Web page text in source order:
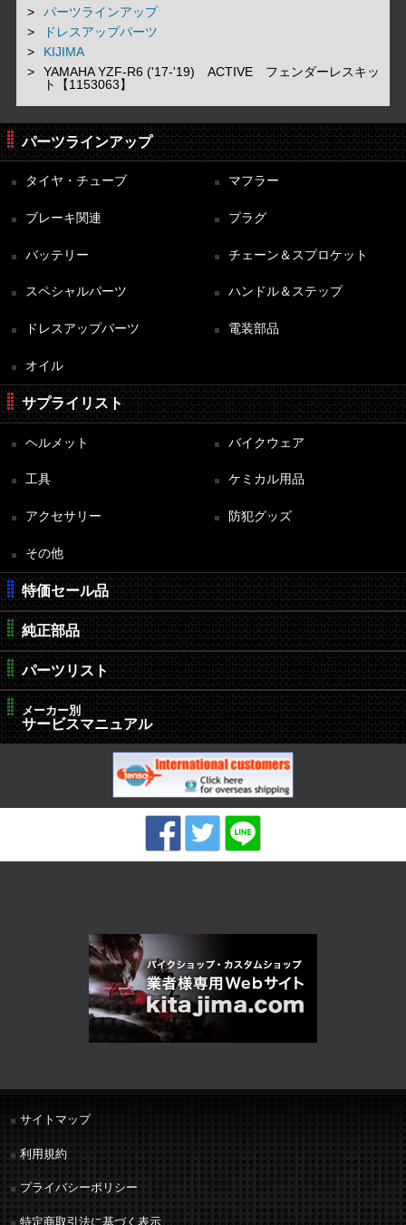
パーツラインアップ
ドレスアップパーツ
KIJIMA
YAMAHA YZF-R6 ('17-'19) ACTIVE フェンダーレスキッ
ト【1153063】
パーツラインアップ
タイヤ・チューブ マフラー
ブレーキ関連 プラグ
バッテリー チェーン＆スプロケット
スペシャルパーツ ハンドル＆ステップ
ドレスアップパーツ 電装部品
オイル
サプライリスト
ヘルメット バイクウェア
工具 ケミカル用品
アクセサリー 防犯グッズ
その他
特価セール品
純正部品
パーツリスト
メーカー別
サービスマニュアル
サイトマップ
利用規約
プライバシーポリシー
特定商取引法に基づく表示